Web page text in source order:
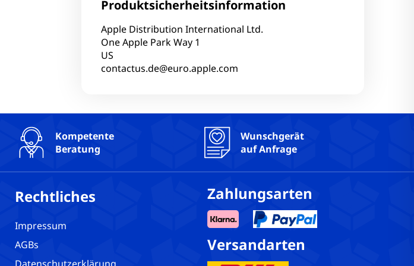
Produktsicherheitsinformation
Apple Distribution International Ltd.
One Apple Park Way 1
US
contactus.de@euro.apple.com
Kompetente
Beratung
Wunschgerät
auf Anfrage
Rechtliches
Impressum
AGBs
Zahlungsarten
Versandarten